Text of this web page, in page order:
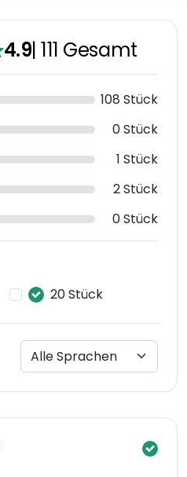
4.9|111 Gesamt
108 Stück
0 Stück
1 Stück
2 Stück
0 Stück
20 Stück